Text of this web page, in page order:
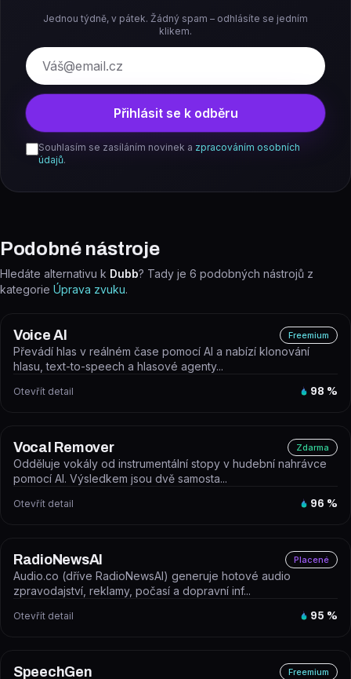
Jednou týdně, v pátek. Žádný spam – odhlásíte se jedním
klikem.
E-mail
Přihlásit se k odběru
Souhlasím se zasíláním novinek a zpracováním osobních
údajů.
Podobné nástroje
Hledáte alternativu k Dubb? Tady je 6 podobných nástrojů z
kategorie Úprava zvuku.
Voice AI Freemium
Převádí hlas v reálném čase pomocí AI a nabízí klonování
hlasu, text-to-speech a hlasové agenty...
Otevřít detail 98 %
Vocal Remover Zdarma
Odděluje vokály od instrumentální stopy v hudební nahrávce
pomocí AI. Výsledkem jsou dvě samosta...
Otevřít detail 96 %
RadioNewsAI Placené
Audio.co (dříve RadioNewsAI) generuje hotové audio
zpravodajství, reklamy, počasí a dopravní inf...
Otevřít detail 95 %
SpeechGen Freemium